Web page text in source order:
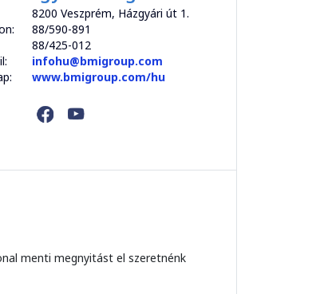
8200 Veszprém, Házgyári út 1.
88/590-891
88/425-012
infohu@bmigroup.com
www.bmigroup.com/hu
menti megnyitást el szeretnénk